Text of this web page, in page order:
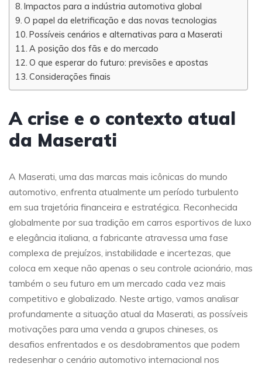
Impactos para a indústria automotiva global
O papel da eletrificação e das novas tecnologias
Possíveis cenários e alternativas para a Maserati
A posição dos fãs e do mercado
O que esperar do futuro: previsões e apostas
Considerações finais
A crise e o contexto atual
da Maserati
A Maserati, uma das marcas mais icônicas do mundo
automotivo, enfrenta atualmente um período turbulento
em sua trajetória financeira e estratégica. Reconhecida
globalmente por sua tradição em carros esportivos de luxo
e elegância italiana, a fabricante atravessa uma fase
complexa de prejuízos, instabilidade e incertezas, que
coloca em xeque não apenas o seu controle acionário, mas
também o seu futuro em um mercado cada vez mais
competitivo e globalizado. Neste artigo, vamos analisar
profundamente a situação atual da Maserati, as possíveis
motivações para uma venda a grupos chineses, os
desafios enfrentados e os desdobramentos que podem
redesenhar o cenário automotivo internacional nos